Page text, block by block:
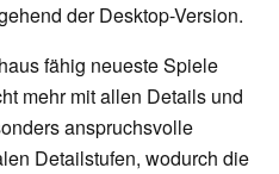
der Desktop-Version.
fähig neueste Spiele
mehr mit allen Details und
anspruchsvolle
Detailstufen, wodurch die